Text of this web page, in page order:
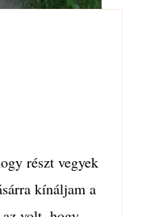
részt vegyek
kínáljam a